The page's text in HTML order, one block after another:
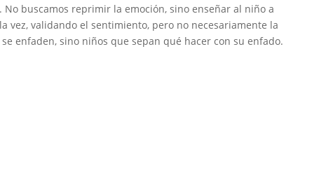
. No buscamos reprimir la emoción, sino enseñar al niño a
vez, validando el sentimiento, pero no necesariamente la
enfaden, sino niños que sepan qué hacer con su enfado.